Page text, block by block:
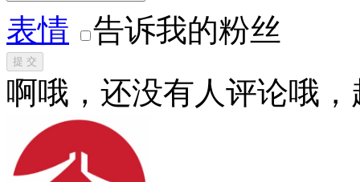
表情 告诉我的粉丝
提 交
啊哦，还没有人评论哦